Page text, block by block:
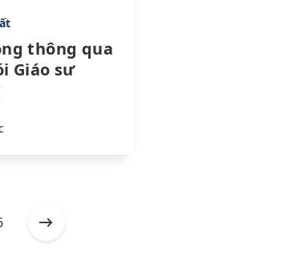
thông qua
Giáo sư